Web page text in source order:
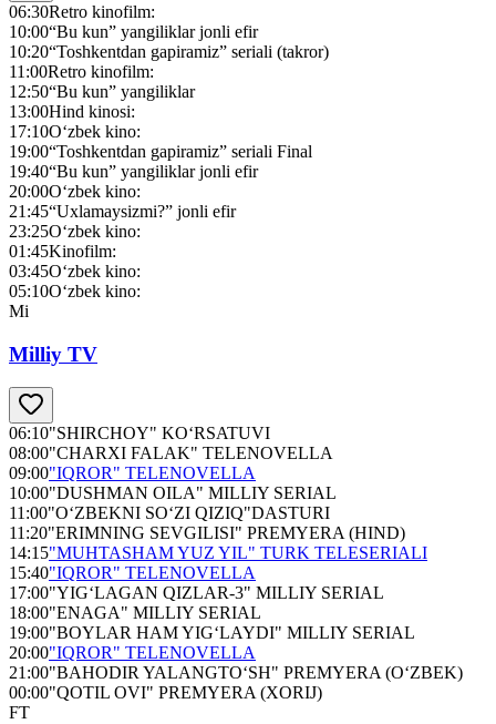
06:30Retro kinofilm:
10:00“Bu kun” yangiliklar jonli efir
10:20“Toshkentdan gapiramiz” seriali (takror)
11:00Retro kinofilm:
12:50“Bu kun” yangiliklar
13:00Hind kinosi:
17:10O‘zbek kino:
19:00“Toshkentdan gapiramiz” seriali Final
19:40“Bu kun” yangiliklar jonli efir
20:00O‘zbek kino:
21:45“Uxlamaysizmi?” jonli efir
23:25O‘zbek kino:
01:45Kinofilm:
03:45O‘zbek kino:
05:10O‘zbek kino:
Mi
Milliy TV
06:10"SHIRCHOY" KO‘RSATUVI
08:00"CHARXI FALAK" TELENOVELLA
09:00"IQROR" TELENOVELLA
10:00"DUSHMAN OILA" MILLIY SERIAL
11:00"O‘ZBEKNI SO‘ZI QIZIQ"DASTURI
11:20"ERIMNING SEVGILISI" PREMYERA (HIND)
14:15"MUHTASHAM YUZ YIL" TURK TELESERIALI
15:40"IQROR" TELENOVELLA
17:00"YIG‘LAGAN QIZLAR-3" MILLIY SERIAL
18:00"ENAGA" MILLIY SERIAL
19:00"BOYLAR HAM YIG‘LAYDI" MILLIY SERIAL
20:00"IQROR" TELENOVELLA
21:00"BAHODIR YALANGTO‘SH" PREMYERA (O‘ZBEK)
00:00"QOTIL OVI" PREMYERA (XORIJ)
FT